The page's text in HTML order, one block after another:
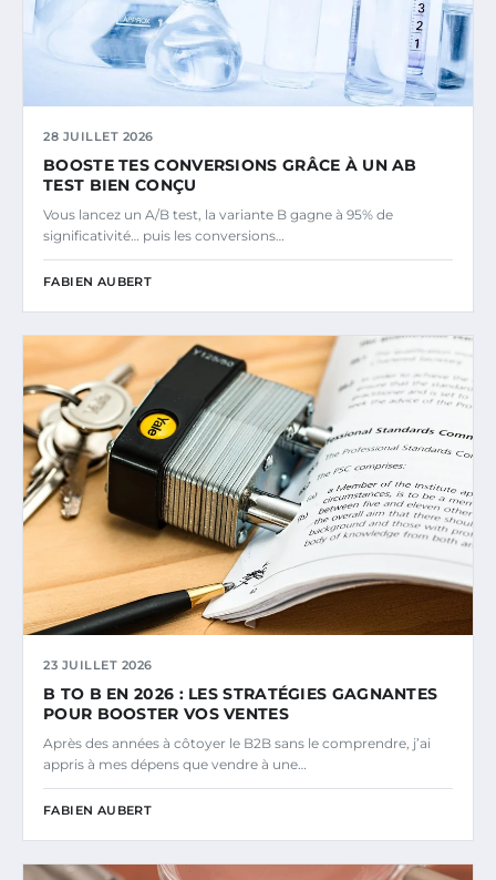
28 JUILLET 2026
BOOSTE TES CONVERSIONS GRÂCE À UN AB
TEST BIEN CONÇU
Vous lancez un A/B test, la variante B gagne à 95% de
significativité… puis les conversions…
FABIEN AUBERT
23 JUILLET 2026
B TO B EN 2026 : LES STRATÉGIES GAGNANTES
POUR BOOSTER VOS VENTES
Après des années à côtoyer le B2B sans le comprendre, j’ai
appris à mes dépens que vendre à une…
FABIEN AUBERT